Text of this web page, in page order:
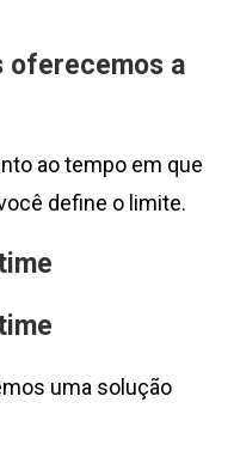
oferecemos a
ao tempo em que
define o limite.
uma solução